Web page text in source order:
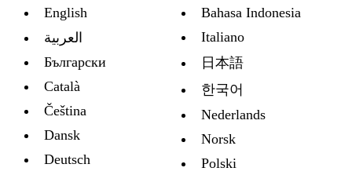
English
العربية
Български
Català
Čeština
Dansk
Deutsch
Bahasa Indonesia
Italiano
日本語
한국어
Nederlands
Norsk
Polski